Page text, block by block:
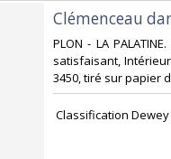
‎Clémenceau
‎PLON - LA
satisfaisant,
3450, tiré sur papier
Classification